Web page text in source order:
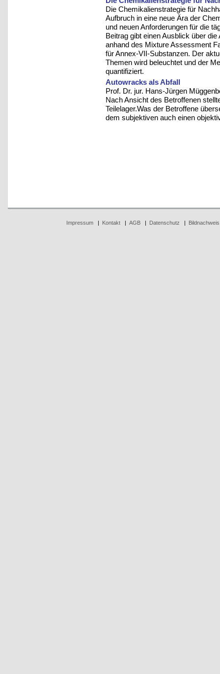
Die Chemikalienstrategie für
Aufbruch in eine neue Ära der
und neuen Anforderungen für die
Beitrag gibt einen Ausblick über
anhand des Mixture Assessment
für Annex-VII-Substanzen. Der
Themen wird beleuchtet und der
quantifiziert.
Autowracks als Abfall
Prof. Dr. jur. Hans-Jürgen
Nach Ansicht des Betroffenen
Teilelager.Was der Betroffene
dem subjektiven auch einen
Impressum| Kontakt| AGB| Datenschutz | Bildnachweis